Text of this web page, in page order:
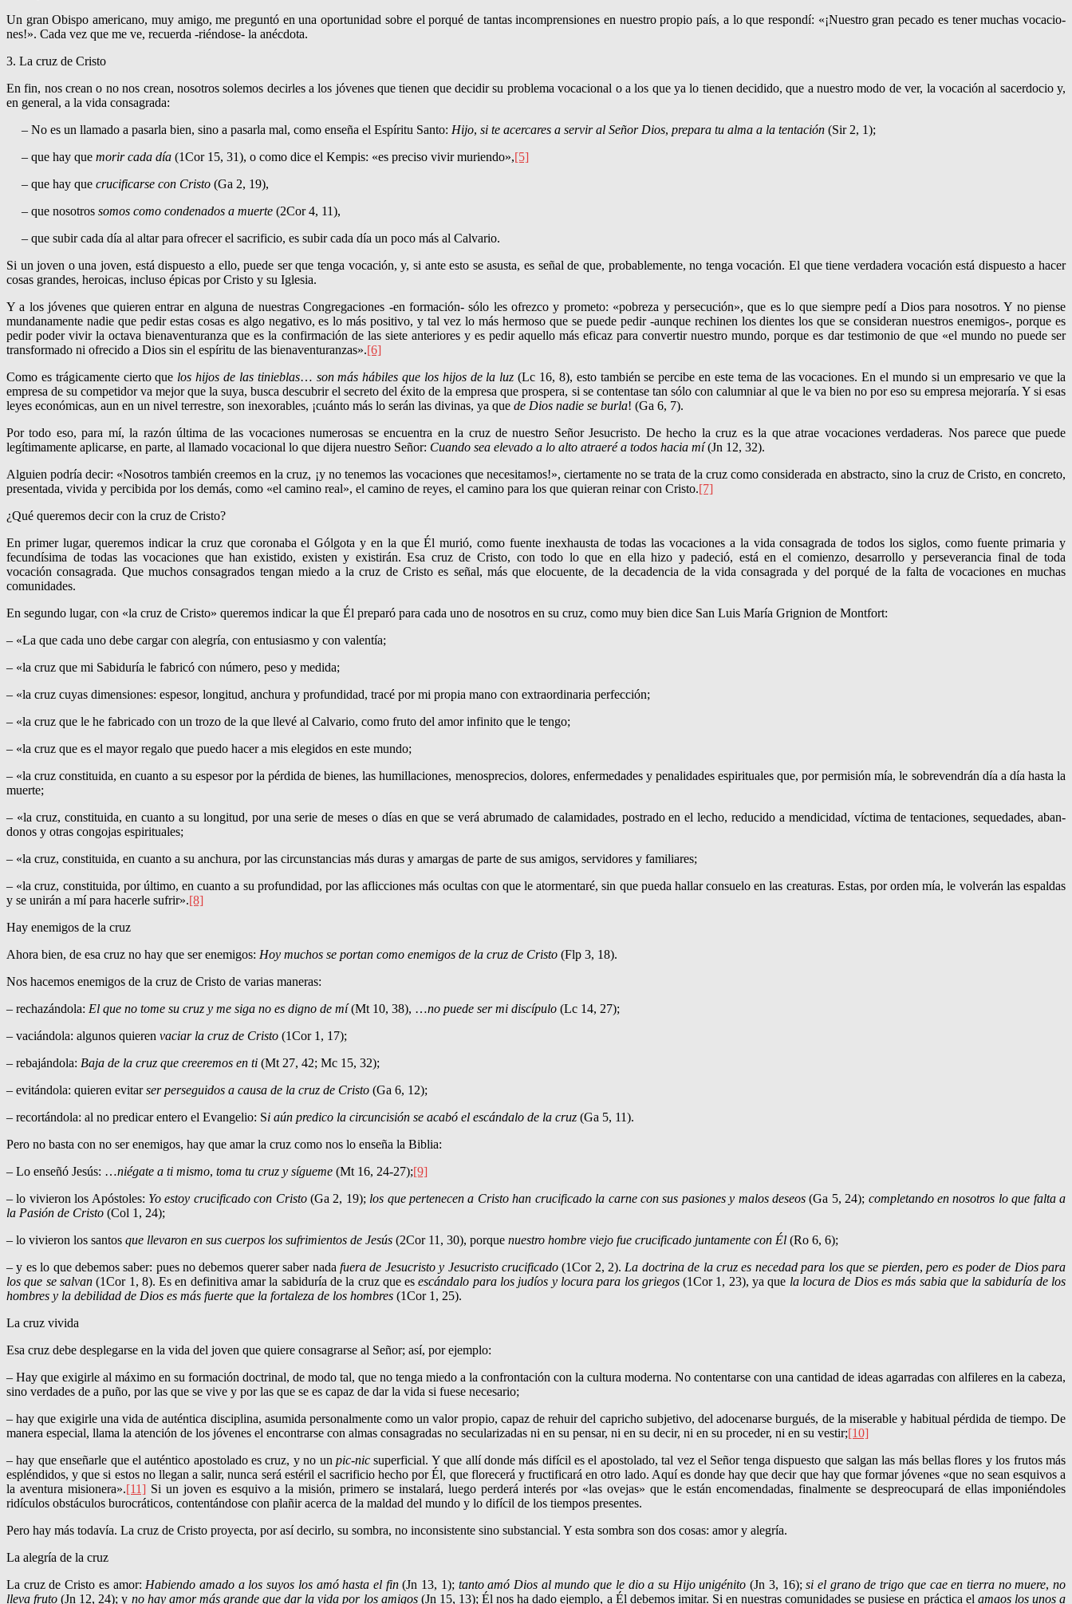
Un gran Obispo americano, muy amigo, me preguntó en una oportu­nidad sobre el porqué de tantas incomprensiones en nuestro propio país, a lo que respondí: «¡Nuestro gran pecado es tener muchas vocacio­
nes!». Cada vez que me ve, recuerda -riéndose- la anécdota.
3. La cruz de Cristo
En fin, nos crean o no nos crean, nosotros solemos decirles a los jóvenes que tienen que decidir su problema vocacional o a los que ya lo tienen decidido, que a nuestro modo de ver, la vocación al sacerdo­cio y,
en general, a la vida consagrada:
– No es un llamado a pasarla bien, sino a pasarla mal, como enseña el Espíritu Santo: Hijo, si te acercares a servir al Señor Dios, prepara tu alma a la tentación (Sir 2, 1);
– que hay quemorir cada día (1Cor 15, 31), o como dice el Kem­pis: «es preciso vivir muriendo»,[5]
– que hay quecrucificarse con Cristo (Ga 2, 19),
– que nosotrossomos como condenados a muerte (2Cor 4, 11),
– que subir cada día al altar para ofrecer el sacrificio, es subir cada día un poco más al Calvario.
Si un joven o una joven, está dispuesto a ello, puede ser que tenga vocación, y, si ante esto se asusta, es señal de que, probablemente, no tenga vocación. El que tiene verdadera vocación está dispuesto a hacer
cosas grandes, heroicas, incluso épicas por Cristo y su Iglesia.
Y a los jóvenes que quieren entrar en alguna de nuestras Congrega­ciones -en formación- sólo les ofrezco y prometo: «pobreza y persecu­ción», que es lo que siempre pedí a Dios para nosotros. Y no piense
mundanamente nadie que pedir estas cosas es algo negativo, es lo más positivo, y tal vez lo más hermoso que se puede pedir -aunque rechinen los dientes los que se consideran nuestros enemigos-, porque es
pedir poder vivir la octava bienaventuranza que es la confirmación de las siete anterio­res y es pedir aquello más eficaz para convertir nuestro mundo, porque es dar testimonio de que «el mundo no puede ser
transformado ni ofrecido a Dios sin el espíritu de las bienaventuranzas».[6]
Como es trágicamente cierto que los hijos de las tinieblas… son más hábiles que los hijos de la luz (Lc 16, 8), esto también se percibe en este tema de las vocaciones. En el mundo si un empresario ve que la
empresa de su competidor va mejor que la suya, busca descubrir el secreto del éxito de la empresa que prospera, si se contentase tan sólo con calumniar al que le va bien no por eso su empresa mejoraría. Y si esas
leyes econó­mi­cas, aun en un nivel terrestre, son inexorables, ¡cuánto más lo serán las divinas, ya que de Dios nadie se burla! (Ga 6, 7).
Por todo eso, para mí, la razón última de las vocaciones numerosas se encuentra en la cruz de nuestro Señor Jesucristo. De hecho la cruz es la que atrae vocaciones verdaderas. Nos parece que puede
legítimamente aplicarse, en parte, al llamado vocacional lo que dijera nuestro Señor: Cuando sea elevado a lo alto atraeré a todos hacia mí(Jn 12, 32).
Alguien podría decir: «Nosotros también creemos en la cruz, ¡y no tenemos las vocaciones que necesitamos!», ciertamente no se trata de la cruz como considerada en abstracto, sino la cruz de Cristo, en concreto,
presentada, vivida y percibida por los demás, como «el camino real», el camino de reyes, el camino para los que quieran reinar con Cristo.[7]
¿Qué queremos decir con la cruz de Cristo?
En primer lugar, quere­mos indicar la cruz que coronaba el Gólgota y en la que Él murió, como fuente inexhausta de todas las vocaciones a la vida consagra­da de todos los siglos, como fuente primaria y
fecundísima de todas las vocacio­nes que han existido, existen y existirán. Esa cruz de Cristo, con todo lo que en ella hizo y padeció, está en el comienzo, desarrollo y perseverancia final de toda
vocación consagrada. Que muchos consagrados tengan miedo a la cruz de Cristo es señal, más que elocuente, de la deca­dencia de la vida consagrada y del porqué de la falta de vocaciones en muchas
comunidades.
En segundo lugar, con «la cruz de Cristo» queremos indicar la que Él preparó para cada uno de nosotros en su cruz, co­mo muy bien dice San Luis María Grig­nion de Mon­tfort:
– «La que cada uno debe cargar con alegría, con entusiasmo y con valentía;
– «la cruz que mi Sabiduría le fabricó con número, peso y me­dida;
– «la cruz cuyas dimensiones: espesor, longitud, anchura y profun­didad, tracé por mi propia mano con extraordinaria perfección;
– «la cruz que le he fabricado con un trozo de la que llevé al Calva­rio, como fruto del amor infinito que le tengo;
– «la cruz que es el mayor regalo que puedo hacer a mis elegidos en este mundo;
– «la cruz constituida, en cuanto a su espesor por la pérdida de bienes, las humillaciones, menosprecios, dolores, enfermedades y penalidades espi­rituales que, por permisión mía, le sobrevendrán día a día hasta la
muer­te;
– «la cruz, constituida, en cuanto a su longitud, por una serie de meses o días en que se verá abrumado de calamidades, postrado en el lecho, reducido a mendicidad, víctima de tentaciones, sequedades, aban­
donos y otras congojas espirituales;
– «la cruz, constituida, en cuanto a su anchura, por las circunstancias más duras y amargas de parte de sus amigos, servidores y familiares;
– «la cruz, constituida, por último, en cuanto a su profundidad, por las aflicciones más ocultas con que le atormentaré, sin que pueda hallar con­suelo en las creaturas. Estas, por orden mía, le volverán las espaldas
y se unirán a mí para hacerle sufrir».[8]
Hay enemigos de la cruz
Ahora bien, de esa cruz no hay que ser enemigos: Hoy muchos se portan como enemigos de la cruz de Cristo (Flp 3, 18).
Nos hacemos enemigos de la cruz de Cristo de varias maneras:
– rechazándola: El que no tome su cruz y me siga no es digno de mí(Mt 10, 38), …no puede ser mi discípulo (Lc 14, 27);
– vaciándola: algunos quieren vaciar la cruz de Cristo (1Cor 1, 17);
– rebajándola: Baja de la cruz que creeremos en ti (Mt 27, 42; Mc 15, 32);
– evitándola: quieren evitarser perseguidos a causa de la cruz de Cristo (Ga 6, 12);
– recortán­dola: al no predicar entero el Evangelio: Si aún predico la circuncisión se acabó el escándalo de la cruz (Ga 5, 11).
Pero no basta con no ser enemigos, hay que amar la cruz como nos lo enseña la Biblia:
– Lo enseñó Jesús: …niégate a ti mismo, toma tu cruz y sígueme (Mt 16, 24-27);[9]
– lo vivieron los Apósto­les: Yo estoy crucifi­ca­do con Cristo(Ga 2, 19); los que pertene­cen a Cristo han crucificado la carne con sus pasiones y malos deseos(Ga 5, 24); comple­tando en nosotros lo que falta a
la Pasión de Cristo (Col 1, 24);
– lo vivieron los santos que llevaron en sus cuerpos los sufrimientos de Jesús (2Cor 11, 30), porque nuestro hombre viejo fue crucificado juntamente con Él (Ro 6, 6);
– y es lo que debemos saber: pues no debemos querer saber nada fuera de Jesucristo y Jesucristo crucificado(1Cor 2, 2). La doctrina de la cruz es necedad para los que se pierden, pero es poder de Dios para
los que se salvan(1Cor 1, 8). Es en definitiva amar la sabidu­ría de la cruz que esescándalo para los judíos y locura para los griegos(1Cor 1, 23), ya que la locura de Dios es más sabia que la sabiduría de los
hombres y la debilidad de Dios es más fuerte que la fortaleza de los hom­bres (1Cor 1, 25).
La cruz vivida
Esa cruz debe desplegarse en la vida del joven que quiere consagrarse al Señor; así, por ejemplo:
– Hay que exigirle al máximo en su forma­ción doctrinal, de modo tal, que no tenga miedo a la confronta­ción con la cultura moderna. No contentarse con una cantidad de ideas agarradas con alfile­res en la cabe­za,
sino verdades de a puño, por las que se vive y por las que se es capaz de dar la vida si fuese necesario;
– hay que exigirle una vida de auténtica disciplina, asumida personalmente como un valor propio, capaz de rehuir del capricho subjetivo, del adocenarse burgués, de la miserable y habitual pérdida de tiempo. De
manera especial, llama la atención de los jóvenes el encon­trar­se con almas consa­gradas no secularizadas ni en su pensar, ni en su decir, ni en su proceder, ni en su vestir;[10]
– hay que enseñarle que el auténtico apostola­do es cruz, y no un pic-nicsuperficial. Y que allí donde más difícil es el aposto­lado, tal vez el Señor tenga dispuesto que salgan las más bellas flores y los frutos más
espléndidos, y que si estos no llegan a salir, nunca será estéril el sacrificio hecho por Él, que florecerá y fructificará en otro lado. Aquí es donde hay que decir que hay que formar jóvenes «que no sean esquivos a
la aventura misionera».[11]Si un joven es esquivo a la misión, primero se instalará, luego perderá interés por «las ovejas» que le están encomendadas, finalmente se despreocupará de ellas imponiéndoles
ridículos obstáculos burocráticos, contentándose con plañir acerca de la maldad del mundo y lo difícil de los tiempos presentes.
Pero hay más todavía. La cruz de Cristo proyecta, por así decirlo, su sombra, no inconsistente sino substancial. Y esta sombra son dos cosas: amor y alegría.
La alegría de la cruz
La cruz de Cristo es amor: Habiendo amado a los suyos los amó hasta el fin(Jn 13, 1); tanto amó Dios al mundo que le dio a su Hijo unigé­ni­to (Jn 3, 16);si el grano de trigo que cae en tierra no muere, no
lleva fruto (Jn 12, 24); y no hay amor más grande que dar la vida por los ami­gos(Jn 15, 13); Él nos ha dado ejemplo, a Él debemos imitar. Si en nuestras comuni­dades se pusiese en práctica el amaos los unos a